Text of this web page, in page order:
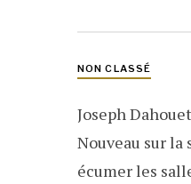
NON CLASSÉ
Joseph
Nouveau sur
écumer les